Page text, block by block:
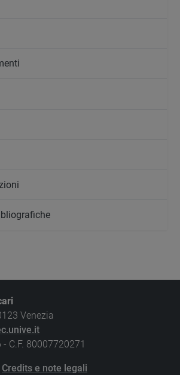
Venezia
C.F. 80007720271
Credits e note legali